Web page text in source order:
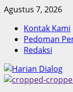
Skip
content
Agustus 7, 2026
Kontak Kami
Pedoman
Redaksi